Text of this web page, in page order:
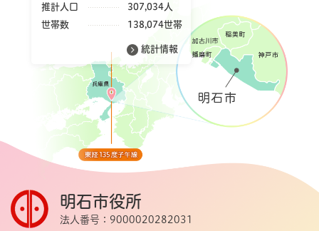
推計人口
307,034人
世帯数
138,074世帯
統計情報
明石市役所
法人番号：9000020282031